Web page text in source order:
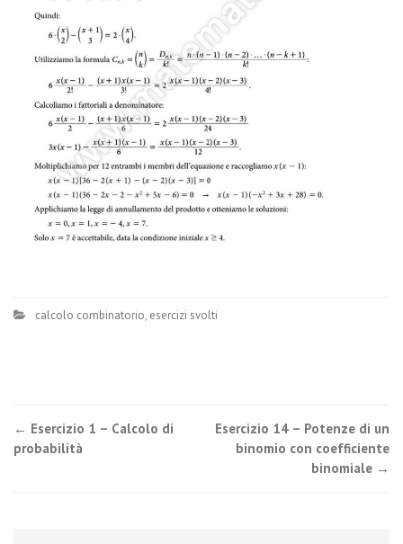
calcolo combinatorio, esercizi svolti
Post
navigation
← Esercizio 1 – Calcolo di
probabilità
Esercizio 14 – Potenze di un
binomio con coefficiente
binomiale →